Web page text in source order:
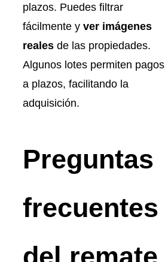
plazos. Puedes filtrar
fácilmente y ver imágenes
reales de las propiedades.
Algunos lotes permiten pagos
a plazos, facilitando la
adquisición.
Preguntas
frecuentes